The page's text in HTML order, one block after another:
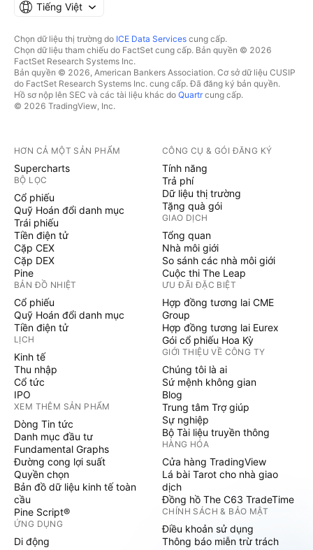
Tiếng Việt
Chọn dữ liệu thị trường do ICE Data Services cung cấp.
Chọn dữ liệu tham chiếu do FactSet cung cấp. Bản quyền © 2026
FactSet Research Systems Inc.
Bản quyền © 2026, American Bankers Association. Cơ sở dữ liệu CUSIP
do FactSet Research Systems Inc. cung cấp. Đã đăng ký bản quyền.
Hồ sơ nộp lên SEC và các tài liệu khác do Quartrcung cấp.
© 2026 TradingView, Inc.
HƠN CẢ MỘT SẢN PHẨM
Supercharts
BỘ LỌC
Cổ phiếu
Quỹ Hoán đổi danh mục
Trái phiếu
Tiền điện tử
Cặp CEX
Cặp DEX
Pine
BẢN ĐỒ NHIỆT
Cổ phiếu
Quỹ Hoán đổi danh mục
Tiền điện tử
LỊCH
Kinh tế
Thu nhập
Cổ tức
IPO
XEM THÊM SẢN PHẨM
Dòng Tin tức
Danh mục đầu tư
Fundamental Graphs
Đường cong lợi suất
Quyền chọn
Bản đồ dữ liệu kinh tế toàn
cầu
Pine Script®
ỨNG DỤNG
Di động
CÔNG CỤ & GÓI ĐĂNG KÝ
Tính năng
Trả phí
Dữ liệu thị trường
Tặng quà gói
GIAO DỊCH
Tổng quan
Nhà môi giới
So sánh các nhà môi giới
Cuộc thi The Leap
ƯU ĐÃI ĐẶC BIỆT
Hợp đồng tương lai CME
Group
Hợp đồng tương lai Eurex
Gói cổ phiếu Hoa Kỳ
GIỚI THIỆU VỀ CÔNG TY
Chúng tôi là ai
Sứ mệnh không gian
Blog
Trung tâm Trợ giúp
Sự nghiệp
Bộ Tài liệu truyền thông
HÀNG HÓA
Cửa hàng TradingView
Lá bài Tarot cho nhà giao
dịch
Đồng hồ The C63 TradeTime
CHÍNH SÁCH & BẢO MẬT
Điều khoản sử dụng
Thông báo miễn trừ trách